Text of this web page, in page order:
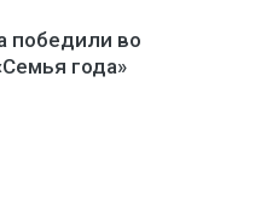
победили во
года»